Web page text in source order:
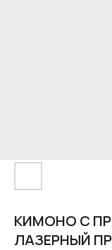
КИМОНО С
ЛАЗЕРНЫЙ